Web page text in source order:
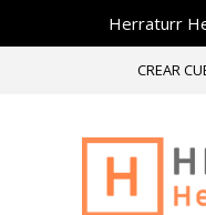
Herraturr
CREAR